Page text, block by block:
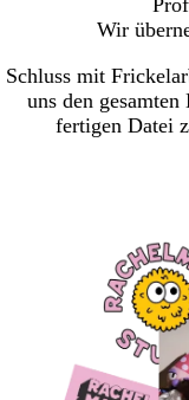
Wir
Schluss mit
uns den
fertigen Datei